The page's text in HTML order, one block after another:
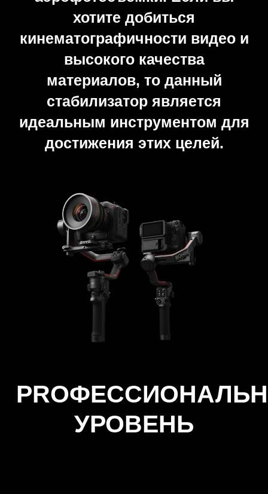
При этом устройство достаточно
легкое. Его вес — всего 1,5 кг.
Поддержка технологии
O3
Данная система
видеотрансляции хорошо
известна любому
доступна и для камер.
удастся транслировать видео в
будет доступна возможность